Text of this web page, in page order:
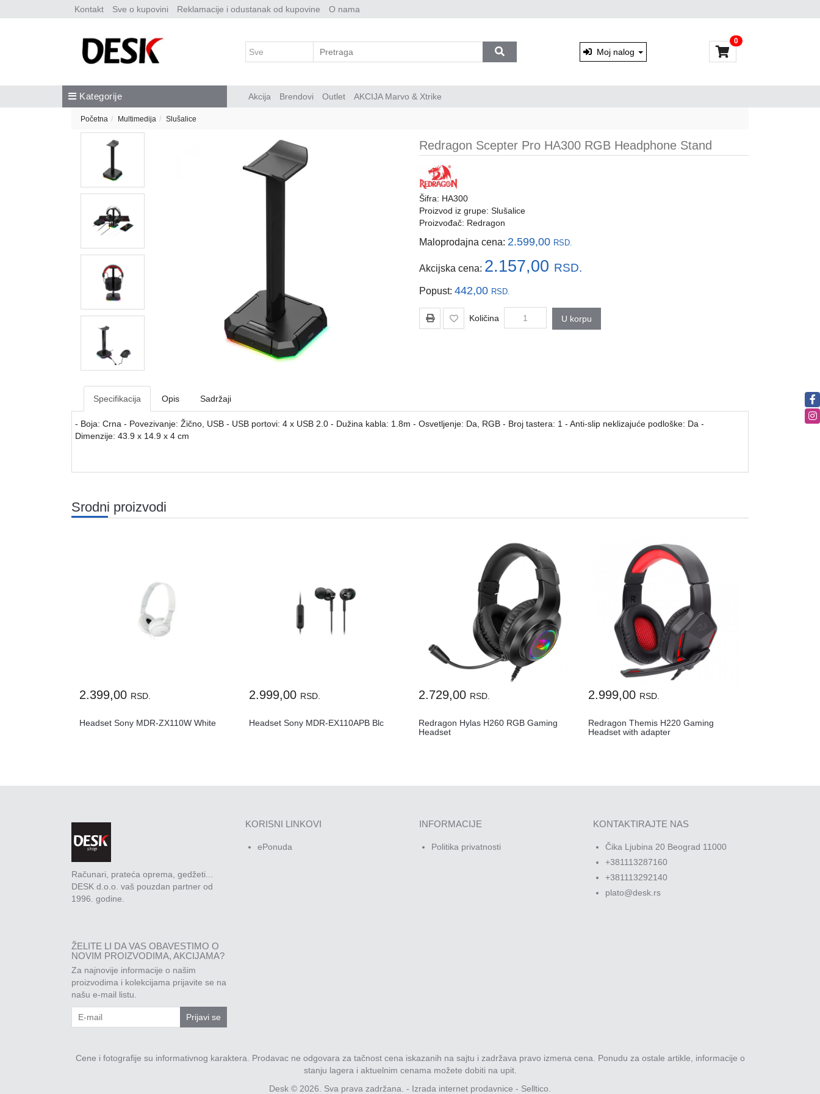
Kontakt Sve o kupovini Reklamacije i odustanak od kupovine O nama
Moj nalog
0
Kategorije Akcija Brendovi Outlet AKCIJA Marvo & Xtrike
Početna Multimedija Slušalice
Redragon Scepter Pro HA300 RGB Headphone Stand
Šifra: HA300
Proizvod iz grupe: Slušalice
Proizvođač: Redragon
Maloprodajna cena: 2.599,00 RSD.
Akcijska cena: 2.157,00 RSD.
Popust: 442,00 RSD.
Količina U korpu
Specifikacija Opis Sadržaji
- Boja: Crna - Povezivanje: Žično, USB - USB portovi: 4 x USB 2.0 - Dužina kabla: 1.8m - Osvetljenje: Da, RGB - Broj tastera: 1 - Anti-slip neklizajuće podloške: Da -
Dimenzije: 43.9 x 14.9 x 4 cm
Srodni proizvodi
2.399,00 RSD.
Headset Sony MDR-ZX110W White
2.999,00 RSD.
Headset Sony MDR-EX110APB Blc
2.729,00 RSD.
Redragon Hylas H260 RGB Gaming
Headset
2.999,00 RSD.
Redragon Themis H220 Gaming
Headset with adapter
Računari, prateća oprema, gedžeti...
DESK d.o.o. vaš pouzdan partner od
1996. godine.
KORISNI LINKOVI
ePonuda
INFORMACIJE
Politika privatnosti
KONTAKTIRAJTE NAS
Čika Ljubina 20 Beograd 11000
+381113287160
+381113292140
plato@desk.rs
ŽELITE LI DA VAS OBAVESTIMO O
NOVIM PROIZVODIMA, AKCIJAMA?
Za najnovije informacije o našim
proizvodima i kolekcijama prijavite se na
našu e-mail listu.
Prijavi se
Cene i fotografije su informativnog karaktera. Prodavac ne odgovara za tačnost cena iskazanih na sajtu i zadržava pravo izmena cena. Ponudu za ostale artikle, informacije o
stanju lagera i aktuelnim cenama možete dobiti na upit.
Desk © 2026. Sva prava zadržana. - Izrada internet prodavnice - Selltico.